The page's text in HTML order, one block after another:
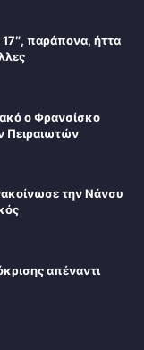
παράπονα, ήττα
ο Φρανσίσκο
Πειραιωτών
την Νάνσυ
απέναντι